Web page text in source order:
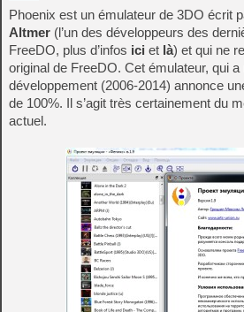
Phoenix est un émulateur de 3DO écrit
Altmer (l’un des développeurs des
FreeDO, plus d’infos ici et là) et qui ne
original de FreeDO. Cet émulateur, qui
développement (2006-2014) annonce
de 100%. Il s’agit très certainement du
actuel.